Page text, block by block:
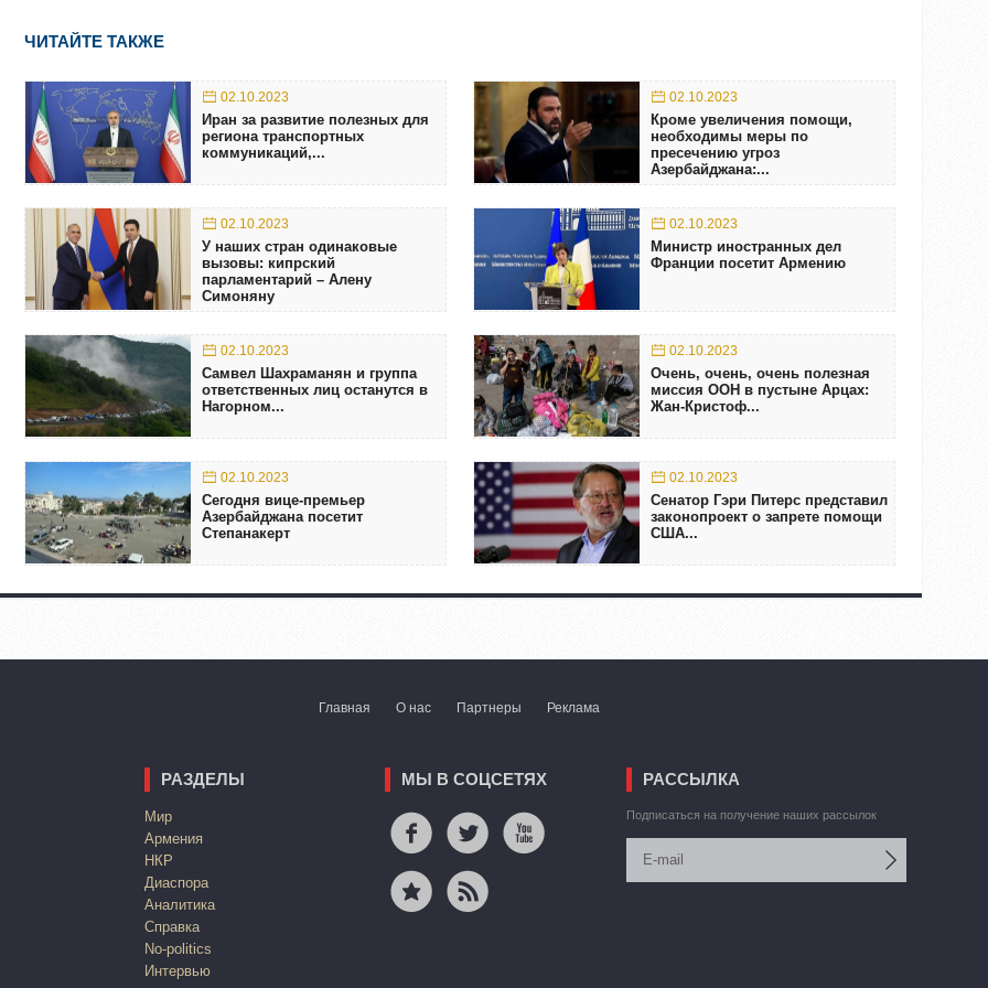
ЧИТАЙТЕ ТАКЖЕ
02.10.2023
Иран за развитие полезных для
региона транспортных
коммуникаций,...
02.10.2023
Кроме увеличения помощи,
необходимы меры по
пресечению угроз
Азербайджана:...
02.10.2023
У наших стран одинаковые
вызовы: кипрский
парламентарий – Алену
Симоняну
02.10.2023
Министр иностранных дел
Франции посетит Армению
02.10.2023
Самвел Шахраманян и группа
ответственных лиц останутся в
Нагорном...
02.10.2023
Очень, очень, очень полезная
миссия ООН в пустыне Арцах:
Жан-Кристоф...
02.10.2023
Сегодня вице-премьер
Азербайджана посетит
Степанакерт
02.10.2023
Сенатор Гэри Питерс представил
законопроект о запрете помощи
США...
Главная О нас Партнеры Реклама
РАЗДЕЛЫ
Mир
Армения
НКР
Диаспора
Аналитика
Справка
No-politics
Интервью
МЫ В СОЦСЕТЯХ РАССЫЛКА
Подписаться на получение наших рассылок